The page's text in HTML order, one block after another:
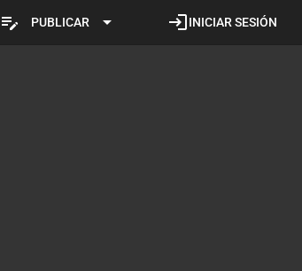
edit_note PUBLICAR arrow_drop_down loginINICIAR SESIÓN